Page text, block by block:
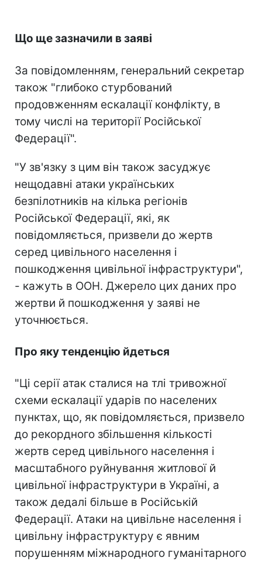
Що ще зазначили в заяві
За повідомленням, генеральний секретар
також "глибоко стурбований
продовженням ескалації конфлікту, в
тому числі на території Російської
Федерації".
"У зв'язку з цим він також засуджує
нещодавні атаки українських
безпілотників на кілька регіонів
Російської Федерації, які, як
повідомляється, призвели до жертв
серед цивільного населення і
пошкодження цивільної інфраструктури",
- кажуть в ООН. Джерело цих даних про
жертви й пошкодження у заяві не
уточнюється.
Про яку тенденцію йдеться
"Ці серії атак сталися на тлі тривожної
схеми ескалації ударів по населених
пунктах, що, як повідомляється, призвело
до рекордного збільшення кількості
жертв серед цивільного населення і
масштабного руйнування житлової й
цивільної інфраструктури в Україні, а
також дедалі більше в Російській
Федерації. Атаки на цивільне населення і
цивільну інфраструктуру є явним
порушенням міжнародного гуманітарного